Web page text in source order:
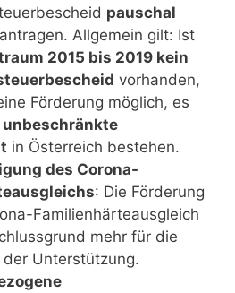
pauschal
Allgemein gilt: Ist
2015 bis 2019 kein
vorhanden,
Förderung möglich, es
unbeschränkte
in Österreich bestehen.
des Corona-
: Die Förderung
Familienhärteausgleich
mehr für die
der Unterstützung.